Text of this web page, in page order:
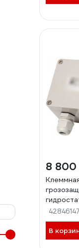
8 800
уровня
42846147
В